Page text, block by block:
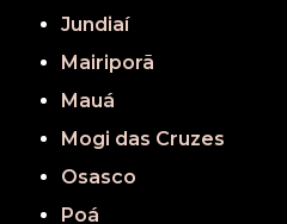
Jundiaí
Mairiporã
Mauá
Mogi das Cruzes
Osasco
Poá